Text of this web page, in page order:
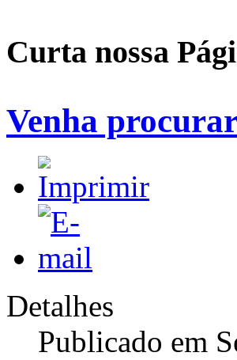
Curta nossa
Venha
Detalhes
Publicado em